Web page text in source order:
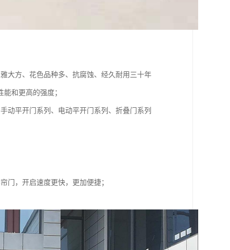
大方、花色品种多、抗腐蚀、经久耐用三十年
和更高的强度；
动平开门系列、电动平开门系列、折叠门系列
门，开启速度更快，更加便捷；